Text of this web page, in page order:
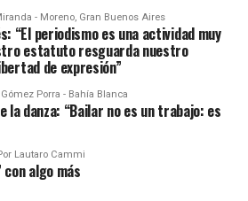
- Moreno, Gran Buenos Aires
“El periodismo es una actividad muy
estatuto resguarda nuestro
de expresión”
Porra - Bahía Blanca
la danza: “Bailar no es un trabajo: es
Lautaro Cammi
con algo más